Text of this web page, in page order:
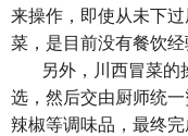
来操作，即使从未下
菜，是目前没有餐饮经
另外，川西冒菜的
选，然后交由厨师统
辣椒等调味品，最终